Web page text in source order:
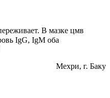
В мазке цмв
IgG, IgM оба
Мехри, г. Баку